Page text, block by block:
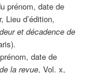
prénom, date de
Lieu d’édition,
et décadence de
date de
la revue, Vol. x,